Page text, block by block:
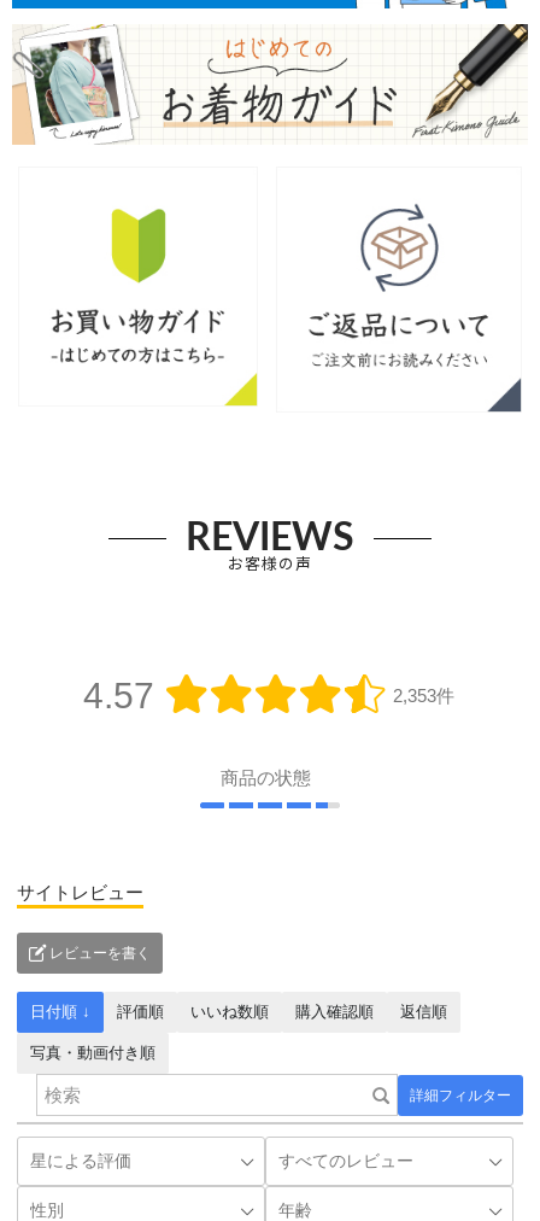
REVIEWS
お客様の声
4.57 2,353件
商品の状態
サイトレビュー
レビューを書く
詳細フィルター
日付順 ↓ 評価順 いいね数順 購入確認順 返信順
写真・動画付き順